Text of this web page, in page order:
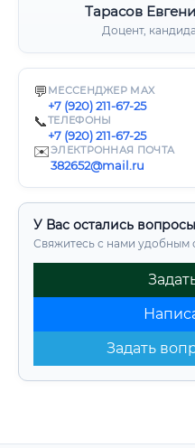
Тарасов
Доцент,
💬 МЕССЕНДЖЕР MAX
+7 (920) 211-67-25
📞ТЕЛЕФОНЫ
+7 (920) 211-67-25
✉️ЭЛЕКТРОННАЯ ПОЧТА
382652@mail.ru
У Вас остались
Свяжитесь с нами удобным
Задать